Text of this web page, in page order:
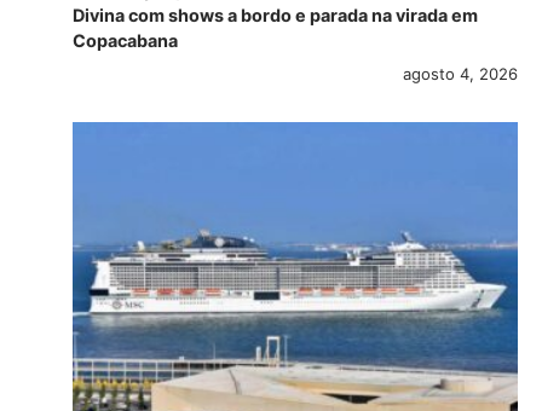
Divina com shows a bordo e parada na virada em
Copacabana
agosto 4, 2026